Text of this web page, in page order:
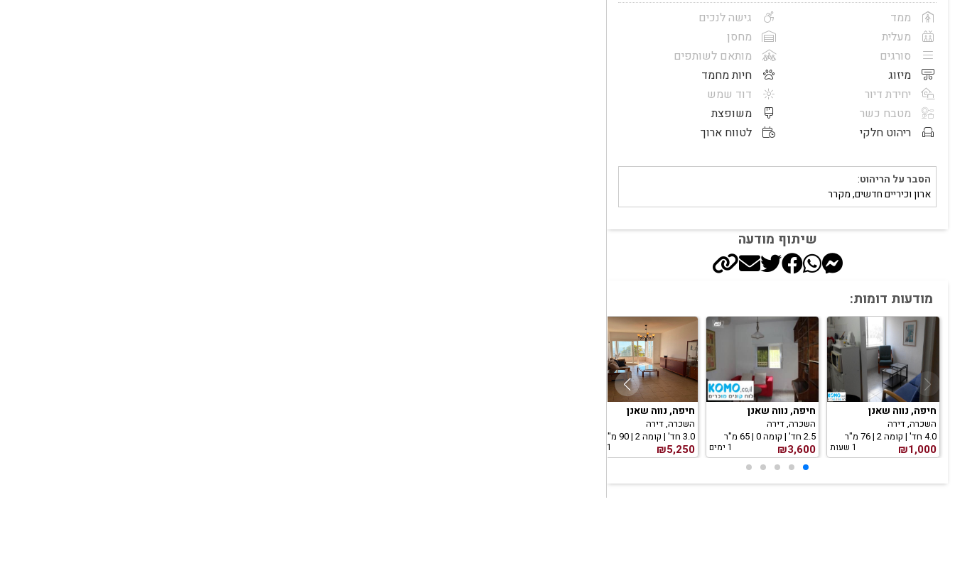
ממד
מעלית
סורגים
מיזוג
יחידת דיור
מטבח כשר
ריהוט חלקי
גישה לנכים
מחסן
מותאם לשותפים
חיות מחמד
דוד שמש
משופצת
לטווח ארוך
הסבר על הריהוט:
ארון וכיריים חדשים, מקרר
שיתוף מודעה
מודעות דומות:
חיפה, נווה שאנן
השכרה, דירה
4.0 חד' | קומה 2 | 76 מ"ר
₪1,000 1 שעות
חיפה, נווה שאנן
השכרה, דירה
2.5 חד' | קומה 0 | 65 מ"ר
₪3,600 1 ימים
חיפה, נווה שאנן
השכרה, דירה
3.0 חד' | קומה 2 | 90 מ"ר
₪5,250 1 ימים